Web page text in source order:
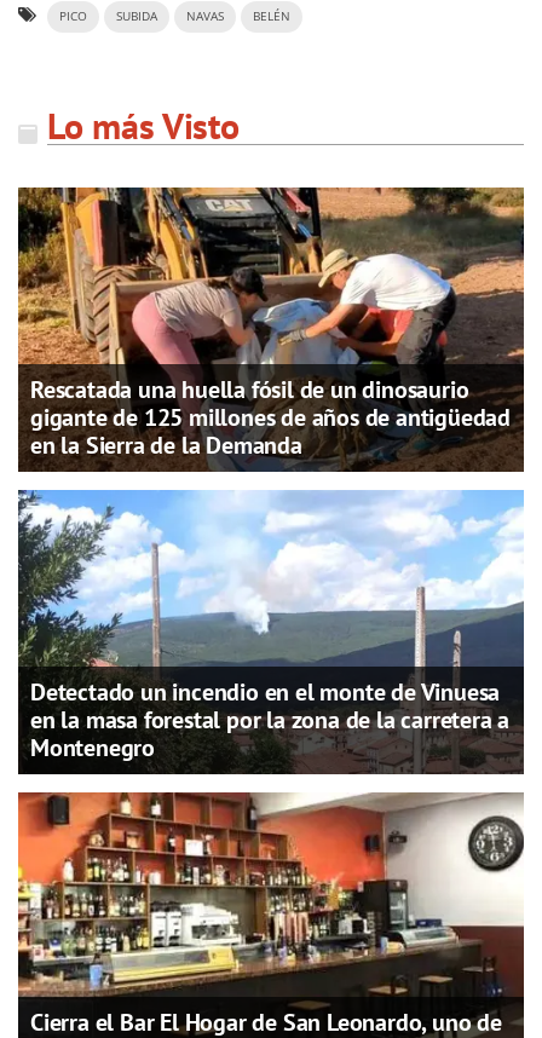
PICO SUBIDA NAVAS BELÉN
Lo más Visto
Rescatada una huella fósil de un dinosaurio
gigante de 125 millones de años de antigüedad
en la Sierra de la Demanda
Detectado un incendio en el monte de Vinuesa
en la masa forestal por la zona de la carretera a
Montenegro
Cierra el Bar El Hogar de San Leonardo, uno de